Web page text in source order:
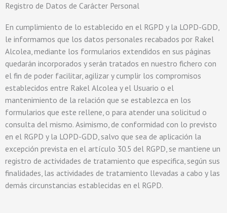
Registro de Datos de Carácter Personal
En cumplimiento de lo establecido en el RGPD y la LOPD-GDD,
le informamos que los datos personales recabados por Rakel
Alcolea, mediante los formularios extendidos en sus páginas
quedarán incorporados y serán tratados en nuestro fichero con
el fin de poder facilitar, agilizar y cumplir los compromisos
establecidos entre Rakel Alcolea y el Usuario o el
mantenimiento de la relación que se establezca en los
formularios que este rellene, o para atender una solicitud o
consulta del mismo. Asimismo, de conformidad con lo previsto
en el RGPD y la LOPD-GDD, salvo que sea de aplicación la
excepción prevista en el artículo 30.5 del RGPD, se mantiene un
registro de actividades de tratamiento que especifica, según sus
finalidades, las actividades de tratamiento llevadas a cabo y las
demás circunstancias establecidas en el RGPD.